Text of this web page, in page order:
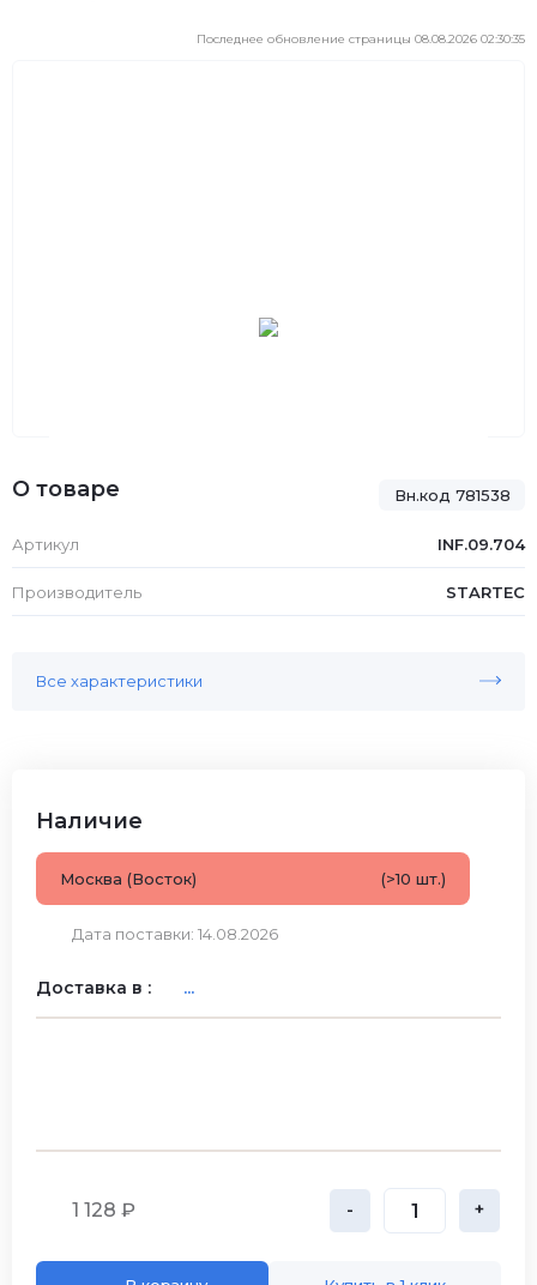
Последнее обновление страницы 08.08.2026 02:30:35
Вн.код 781538
О товаре
Артикул INF.09.704
Производитель STARTEC
Все характеристики
Наличие
Москва (Восток) (>10 шт.)
Дата поставки: 14.08.2026
Доставка в : ...
1 128 ₽ - +